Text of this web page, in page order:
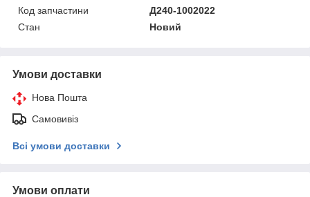
Код запчастини
Д240-1002022
Стан
Новий
Умови доставки
Нова Пошта
Самовивіз
Всі умови доставки
Умови оплати